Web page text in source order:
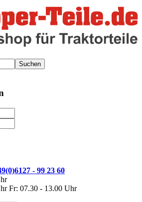
Suchen
- 99 23 60
Fr: 07.30 - 13.00 Uhr